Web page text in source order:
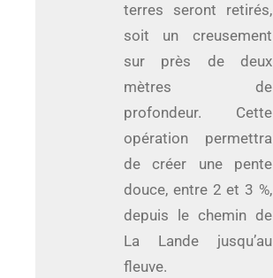
terres seront retirés,
soit un creusement
sur près de deux
mètres de
profondeur. Cette
opération permettra
de créer une pente
douce, entre 2 et 3 %,
depuis le chemin de
La Lande jusqu’au
fleuve.